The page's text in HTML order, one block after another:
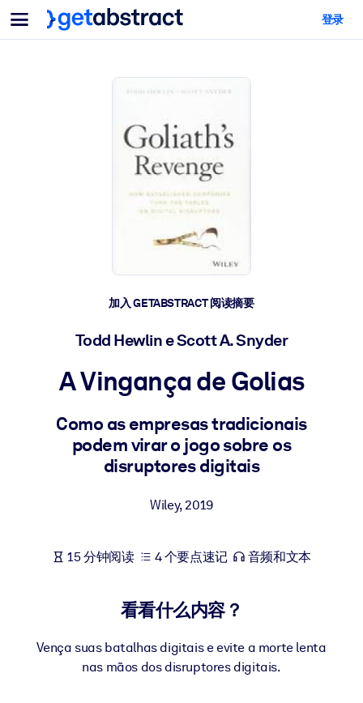
菜单
面向团队与管理者
帮助您的管理者为未来的工作时代做好准备。
让团队更轻松地共同学习、解决实际问题并更快采取行动。
培养您的员工应对未来挑战所需的技能。
按系统
将简短且经过验证的知识引入您的 LMS/LXP，以获得更强的学习效
面向企业图书馆
用值得信赖且即插即用的商业知识丰富您的企业图书馆。
利用可靠、结构化的知识为您的人工智能系统提供动力，以改善输
面向人工智能系统
登录
加入 GETABSTRACT 阅读摘要
Todd Hewlin e Scott A. Snyder
A Vingança de Golias
Como as empresas tradicionais
podem virar o jogo sobre os
disruptores digitais
Wiley,2019
15 分钟阅读 4 个要点速记 音频和文本
看看什么内容？
Vença suas batalhas digitais e evite a morte lenta
nas mãos dos disruptores digitais.